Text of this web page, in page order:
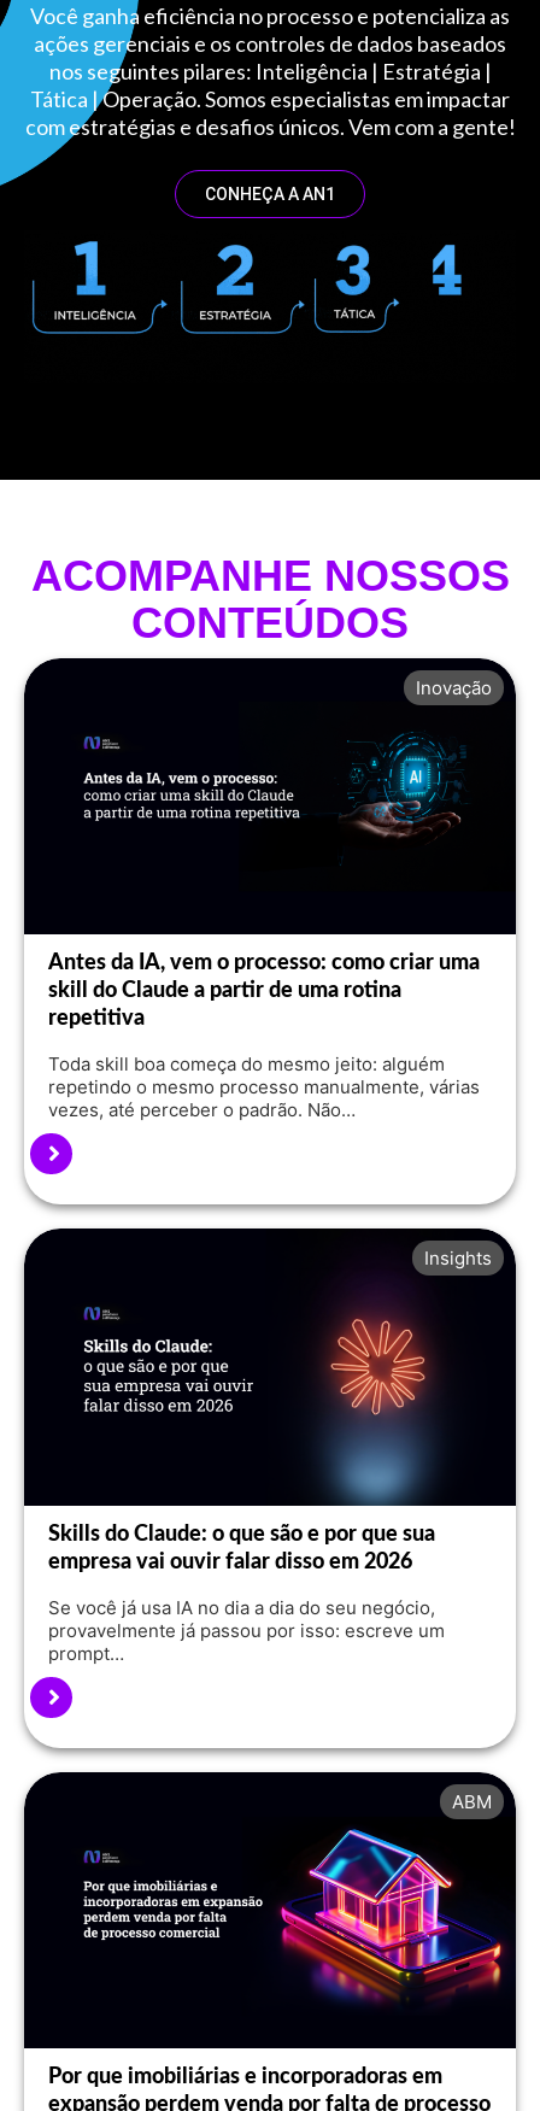
Você ganha eficiência no processo e potencializa as
ações gerenciais e os controles de dados baseados
nos seguintes pilares: Inteligência | Estratégia |
Tática | Operação. Somos especialistas em impactar
com estratégias e desafios únicos. Vem com a gente!
CONHEÇA A AN1
ACOMPANHE NOSSOS
CONTEÚDOS
Inovação
Antes da IA, vem o processo: como criar uma
skill do Claude a partir de uma rotina
repetitiva
Toda skill boa começa do mesmo jeito: alguém
repetindo o mesmo processo manualmente, várias
vezes, até perceber o padrão. Não…
Insights
Skills do Claude: o que são e por que sua
empresa vai ouvir falar disso em 2026
Se você já usa IA no dia a dia do seu negócio,
provavelmente já passou por isso: escreve um
prompt…
ABM
Por que imobiliárias e incorporadoras em
expansão perdem venda por falta de processo